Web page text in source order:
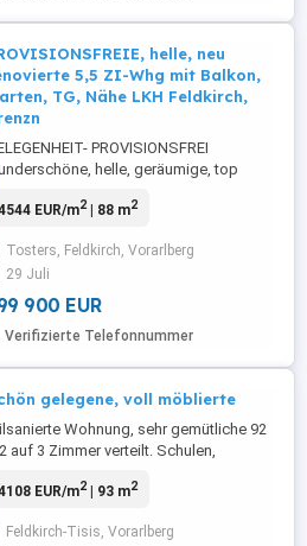
helle, neu
5,5 ZI-Whg mit Balkon,
TG, Nähe LKH Feldkirch,
PROVISIONSFREI
helle, geräumige, top
für Familien oder WG fähig, auch
Landeskrankenhaus Feldkirch
zu Liechtenstein & Schweiz 4
2 Badezimmer & 2 WC
EUR/m2| 88 m2
Tosters, Feldkirch, Vorarlberg
29 Juli
900 EUR
Verifizierte Telefonnummer
gelegene, voll möblierte
Wohnung, sehr gemütliche 92
auf 3 Zimmer verteilt. Schulen,
Gehminuten erreichbar. Große
Siehe Bilder ! Keine
EUR/m2| 93 m2
Feldkirch-Tisis, Vorarlberg